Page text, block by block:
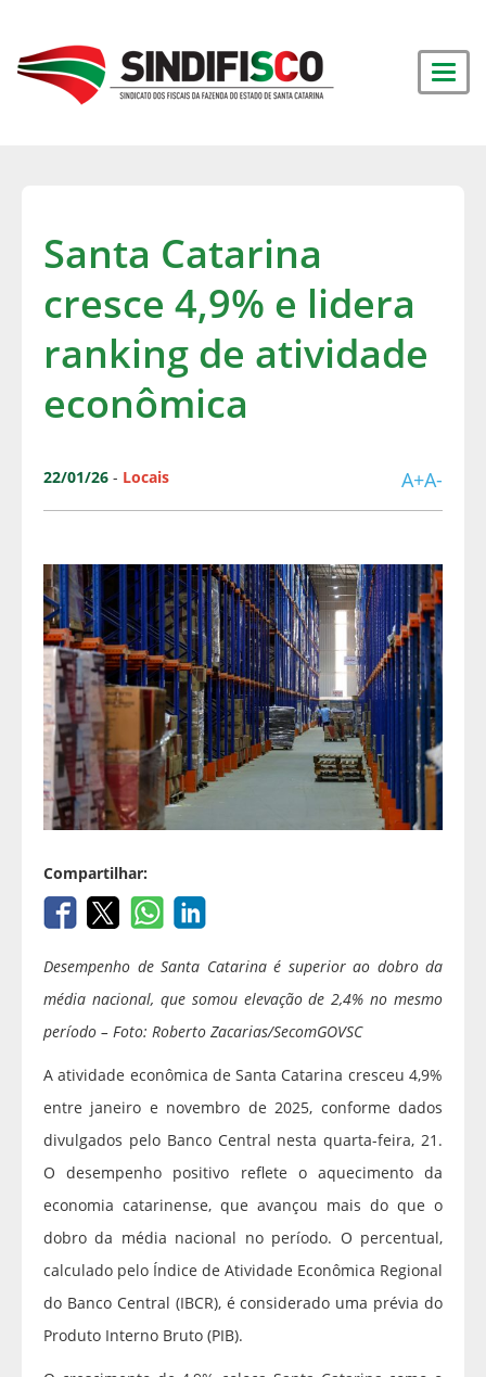
Santa Catarina
cresce 4,9% e lidera
ranking de atividade
econômica
22/01/26 - Locais A+A-
Compartilhar:
Desempenho de Santa Catarina é superior ao dobro da
média nacional, que somou elevação de 2,4% no mesmo
período – Foto: Roberto Zacarias/SecomGOVSC
A atividade econômica de Santa Catarina cresceu 4,9%
entre janeiro e novembro de 2025, conforme dados
divulgados pelo Banco Central nesta quarta-feira, 21.
O desempenho positivo reflete o aquecimento da
economia catarinense, que avançou mais do que o
dobro da média nacional no período. O percentual,
calculado pelo Índice de Atividade Econômica Regional
do Banco Central (IBCR), é considerado uma prévia do
Produto Interno Bruto (PIB).